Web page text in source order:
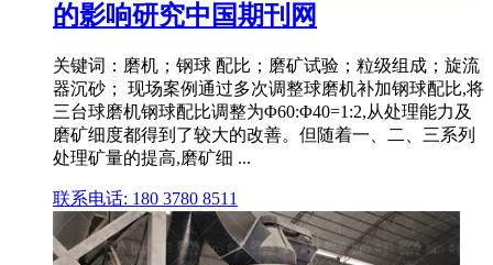
的影响研究中国期刊网
关键词：磨机；钢球 配比；磨矿试验；粒级组成；旋流
器沉砂； 现场案例通过多次调整球磨机补加钢球配比,将
三台球磨机钢球配比调整为Φ60:Φ40=1:2,从处理能力及
磨矿细度都得到了较大的改善。但随着一、二、三系列
处理矿量的提高,磨矿细 ...
联系电话: 180 3780 8511